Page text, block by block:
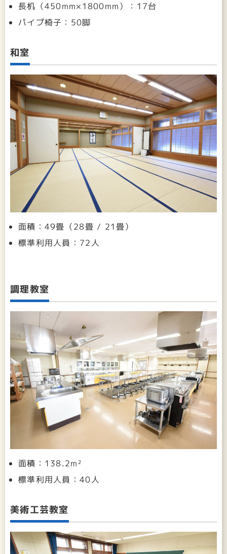
長机（450mm×1800mm）：17台
パイプ椅子：50脚
和室
面積：49畳（28畳 / 21畳）
標準利用人員：72人
調理教室
面積：138.2m²
標準利用人員：40人
美術工芸教室